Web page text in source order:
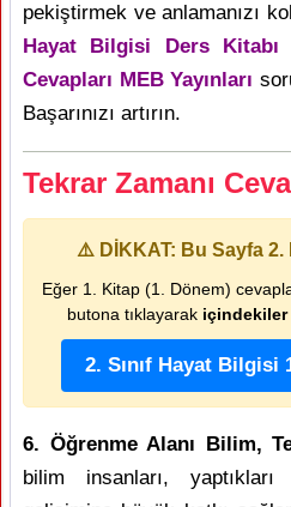
pekiştirmek ve anlamanızı
Hayat Bilgisi Ders Kitabı
Cevapları MEB Yayınları
Başarınızı artırın.
Tekrar Zamanı
⚠️ DİKKAT: Bu Sayfa 2.
Eğer 1. Kitap (1. Dönem)
butona tıklayarak içindekiler
2. Sınıf Hayat Bilgisi
6. Öğrenme Alanı Bilim,
bilim insanları, yaptıkları